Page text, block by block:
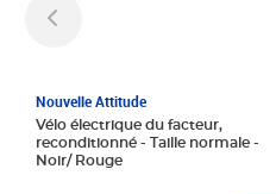
Nouvelle Attitude
Vélo électrique du facteur,
reconditionné - Taille normale -
Noir/ Rouge